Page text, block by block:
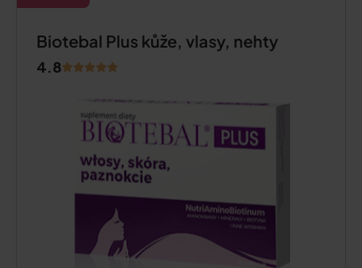
Biotebal Plus kůže, vlasy, nehty
4.8